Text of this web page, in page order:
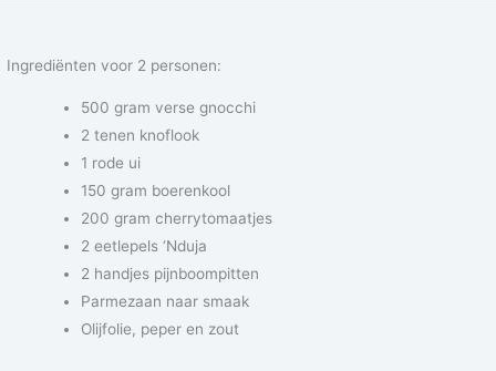
Ingrediënten voor 2 personen:
500 gram verse gnocchi
2 tenen knoflook
1 rode ui
150 gram boerenkool
200 gram cherrytomaatjes
2 eetlepels ‘Nduja
2 handjes pijnboompitten
Parmezaan naar smaak
Olijfolie, peper en zout